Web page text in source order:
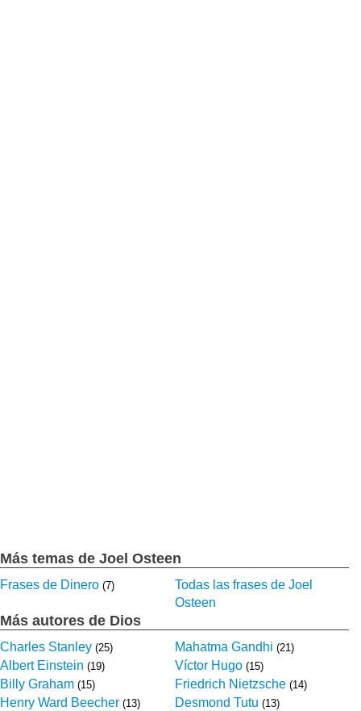
Más temas de Joel Osteen
Frases de Dinero (7)
Todas las frases de Joel
Osteen
Más autores de Dios
Charles Stanley (25) Mahatma Gandhi (21)
Albert Einstein (19) Víctor Hugo (15)
Billy Graham (15) Friedrich Nietzsche (14)
Henry Ward Beecher (13) Desmond Tutu (13)